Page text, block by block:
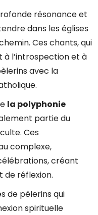
résonance et
dans les églises
Ces chants, qui
à l’introspection et à
avec la
la polyphonie
partie du
Ces
complexe,
créant
de réflexion.
de pèlerins qui
spirituelle